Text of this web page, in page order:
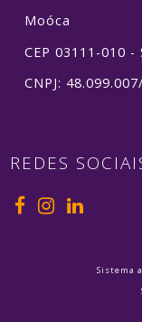
Moóca
CEP 03111-010 -
CNPJ:
REDES
Sistema